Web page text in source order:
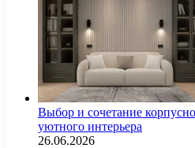
Выбор и сочетание
уютного интерьера
26.06.2026